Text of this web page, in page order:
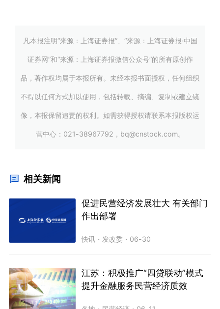
凡本报注明“来源：上海证券报”、“来源：上海证券报·中国
证券网”和“来源：上海证券报微信公众号”的所有原创作
品，著作权均属于本报所有。未经本报书面授权，任何组织
不得以任何方式加以使用，包括转载、摘编、复制或建立镜
像，本报保留追责的权利。如需获得授权请联系本报版权运
营中心：021-38967792，bq@cnstock.com。
相关新闻
促进民营经济发展壮大 有关部门
作出部署
快讯 ・ 发改委 ・ 06-30
江苏：积极推广“四贷联动”模式
提升金融服务民营经济质效